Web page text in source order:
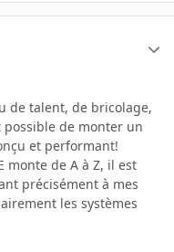
de talent, de bricolage,
de monter un
et performant!
monte de A à Z, il est
précisément à mes
les systèmes